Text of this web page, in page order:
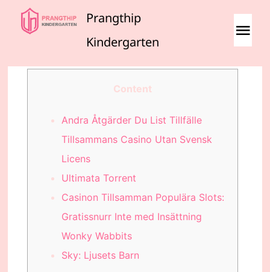
Prangthip
Kindergarten
Home
Content
Andra Åtgärder Du List Tillfälle
Tillsammans Casino Utan Svensk
Licens
Ultimata Torrent
Casinon Tillsamman Populära Slots:
Gratissnurr Inte med Insättning
Wonky Wabbits
Sky: Ljusets Barn